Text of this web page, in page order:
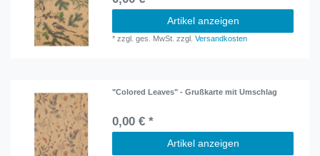
Artikel anzeigen
*zzgl. ges. MwSt. zzgl.Versandkosten
"Colored Leaves" - Grußkarte mit Umschlag
0,00 € *
Artikel anzeigen